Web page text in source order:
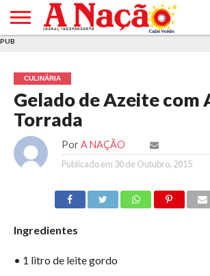
E DE
COOKIES
DE
UTILIZAÇÃO
PUB
CULINÁRIA
Gelado de Azeite com
Torrada
Por A NAÇÃO
Publicado em 30 de Outubro, 2015
Ingredientes
• 1 litro de leite gordo